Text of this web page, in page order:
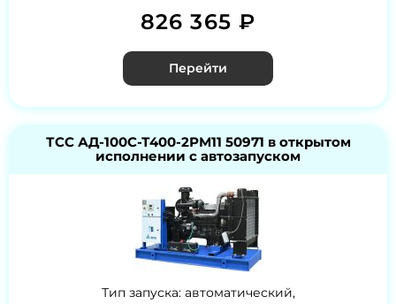
826 365 ₽
Перейти
ТСС АД-100С-Т400-2РМ11 50971 в открытом
исполнении с автозапуском
Тип запуска: автоматический,